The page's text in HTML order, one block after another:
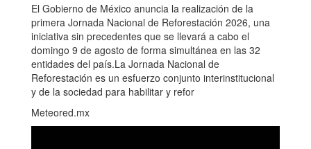
El Gobierno de México anuncia la realización de la
primera Jornada Nacional de Reforestación 2026, una
iniciativa sin precedentes que se llevará a cabo el
domingo 9 de agosto de forma simultánea en las 32
entidades del país.La Jornada Nacional de
Reforestación es un esfuerzo conjunto interinstitucional
y de la sociedad para habilitar y refor
Meteored.mx